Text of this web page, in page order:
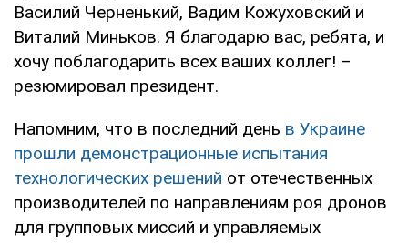
Василий Черненький, Вадим Кожуховский и
Виталий Миньков. Я благодарю вас, ребята, и
хочу поблагодарить всех ваших коллег! –
резюмировал президент.
Напомним, что в последний день в Украине
прошли демонстрационные испытания
технологических решений от отечественных
производителей по направлениям роя дронов
для групповых миссий и управляемых